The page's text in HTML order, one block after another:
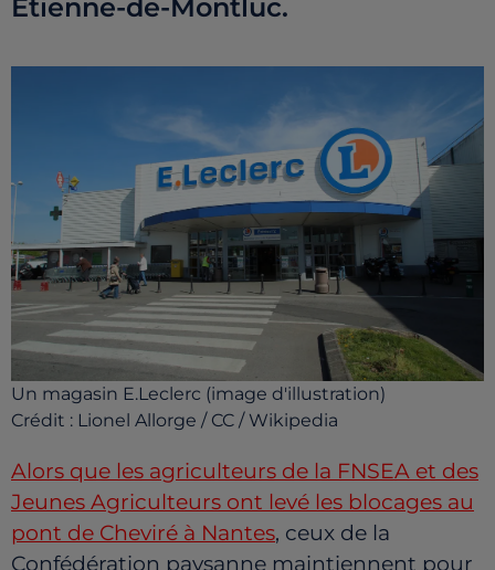
Étienne-de-Montluc.
Un magasin E.Leclerc (image d'illustration)
Crédit : Lionel Allorge / CC / Wikipedia
Alors que les agriculteurs de la FNSEA et des
Jeunes Agriculteurs ont levé les blocages au
pont de Cheviré à Nantes, ceux de la
Confédération paysanne maintiennent pour